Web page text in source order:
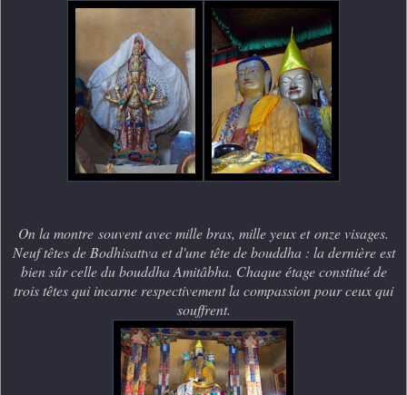
On la montre souvent avec mille bras, mille yeux etonze visages.
Neuf têtes de Bodhisattva et d'une tête de bouddha : la dernière est
bien sûr celle du bouddha Amitâbha. Chaque étage constitué de
trois têtes qui incarne respectivement la compassion pour ceux qui
souffrent.